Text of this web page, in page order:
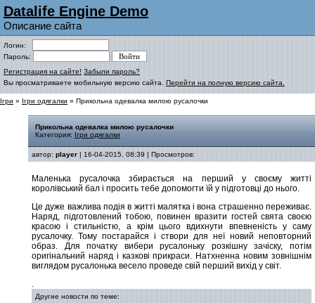
Datalife Engine Demo
Описание сайта
Логин:
Пароль:
Регистрация на сайте! Забыли пароль?
Вы просматриваете мобильную версию сайта. Перейти на полную версию сайта.
Ігри » Ігри одягалки » Прикольна одевалка милою русалочки
Прикольна одевалка милою русалочки
Категория: Ігри одягалки
автор: player | 16-04-2015, 08:39 | Просмотров:
Маленька русалочка збирається на перший у своєму житті
королівський бал і просить тебе допомогти їй у підготовці до нього.
Це дуже важлива подія в житті малятка і вона страшенно переживає.
Наряд, підготовлений тобою, повинен вразити гостей свята своєю
красою і стильністю, а крім цього вдихнути впевненість у саму
русалочку. Тому постарайся і створи для неї новий неповторний
образ. Для початку вибери русалоньку розкішну зачіску, потім
оригінальний наряд і казкові прикраси. Натхненна новим зовнішнім
виглядом русалонька весело проведе свій перший вихід у світ.
.
Другие новости по теме: